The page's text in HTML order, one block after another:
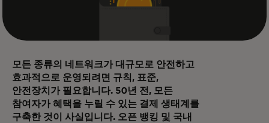
모든 종류의 네트워크가 대규모로 안전하고
효과적으로 운영되려면 규칙, 표준,
안전장치가 필요합니다. 50년 전, 모든
참여자가 혜택을 누릴 수 있는 결제 생태계를
구축한 것이 사실입니다. 오픈 뱅킹 및 국내